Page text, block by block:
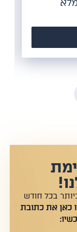
בכל חודש
את כתובת